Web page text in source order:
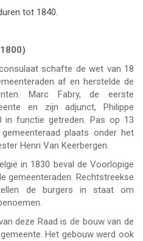
tot 1840.
schafte de wet van 18
af en herstelde de
Marc Fabry, de eerste
en zijn adjunct, Philippe
in functie getreden. Pas op 13
plaats onder het
Henri Van Keerbergen.
in 1830 beval de Voorlopige
gemeenteraden. Rechtstreekse
de burgers in staat om
deze Raad is de bouw van de
Het gebouw werd ook